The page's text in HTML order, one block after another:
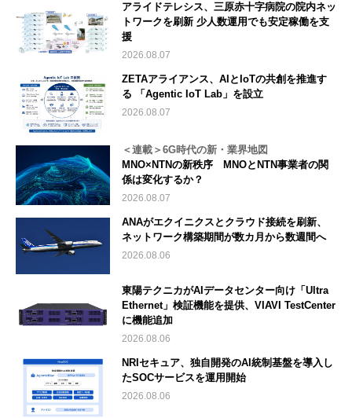
アライドテレシス、三原赤十字病院の院内ネッ
トワークを刷新 少人数運用でも安定稼働を支
援
2026.08.07
ZETAアライアンス、AIとIoTの共創を推進す
る 「Agentic IoT Lab」を設立
2026.08.07
＜連載＞6G時代の新・業界地図
MNO×NTNの新秩序 MNOとNTN事業者の関
係は変化するか？
2026.08.07
ANAがエクイニクスとクラウド接続を刷新、
ネットワーク構築期間が数カ月から数週間へ
2026.08.06
東陽テクニカがAIデータセンター向け「Ultra
Ethernet」検証機能を提供、VIAVI TestCenter
に機能追加
2026.08.06
NRIセキュア、独自開発のAI統制基盤を導入し
たSOCサービスを運用開始
2026.08.06